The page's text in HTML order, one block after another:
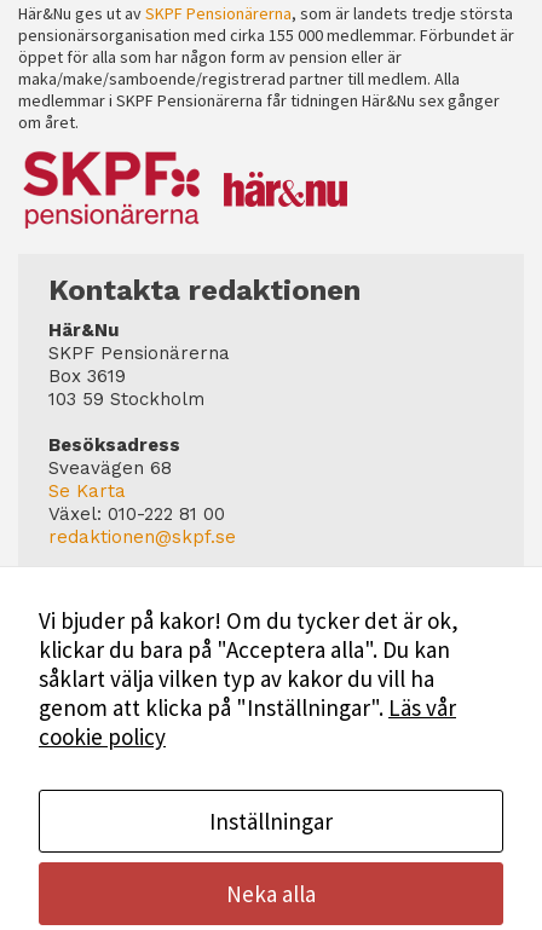
Här&Nu ges ut avSKPF Pensionärerna, som är landets tredje största
pensionärsorganisation med cirka 155 000 medlemmar. Förbundet är
öppet för alla som har någon form av pension eller är
maka/make/samboende/registrerad partner till medlem. Alla
medlemmar i SKPF Pensionärerna får tidningen Här&Nu sex gånger
om året.
Kontakta redaktionen
Här&Nu
SKPF Pensionärerna
Box 3619
103 59 Stockholm
Besöksadress
Sveavägen 68
Se Karta
Växel: 010-222 81 00
redaktionen@skpf.se
Markus Dahlberg
Tel: 0720-88 17 17
markus.dahlberg@skpf.se
Annonsering
Swartling & Bergström Media
Birger Jarlsgatan 110
Tel: 08-545 160 60
Bli medlem i SKPF
Vi bjuder på kakor! Om du tycker det är ok,
klickar du bara på "Acceptera alla". Du kan
såklart välja vilken typ av kakor du vill ha
genom att klicka på "Inställningar". Läs vår
cookie policy
Inställningar
Neka alla